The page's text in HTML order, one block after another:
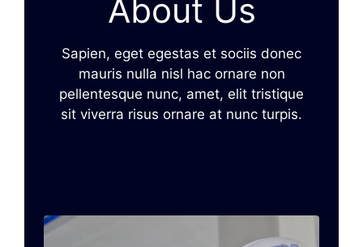
About Us
Sapien, eget egestas et sociis donec
mauris nulla nisl hac ornare non
pellentesque nunc, amet, elit tristique
sit viverra risus ornare at nunc turpis.